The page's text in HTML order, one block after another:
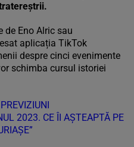
de Eno Alric sau
aplicația TikTok
despre cinci evenimente
schimba cursul istoriei
2023. CE ÎI AȘTEAPTĂ PE